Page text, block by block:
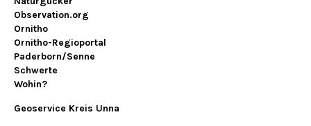
Observation.org
Ornitho
Ornitho-Regioportal
Paderborn/Senne
Schwerte
Wohin?
Geoservice Kreis Unna